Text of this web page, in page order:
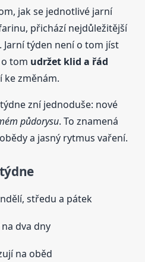
jak se jednotlivé jarní
přichází nejdůležitější
týden není o tom jíst
o tom udržet klid a řád
ke změnám.
zní jednoduše: nové
půdorysu. To znamená
a jasný rytmus vaření.
středu a pátek
dva dny
na oběd